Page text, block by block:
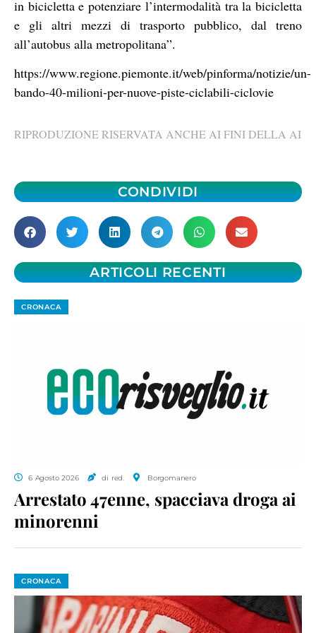
in bicicletta e potenziare l’intermodalità tra la bicicletta
e gli altri mezzi di trasporto pubblico, dal treno
all’autobus alla metropolitana”.
https://www.regione.piemonte.it/web/pinforma/notizie/un-
bando-40-milioni-per-nuove-piste-ciclabili-ciclovie
RIPRODUZIONE RISERVATA ANCHE AI FINI DELLA AI
CONDIVIDI
ARTICOLI RECENTI
CRONACA
6 Agosto 2026 di red. Borgomanero
Arrestato 47enne, spacciava droga ai
minorenni
CRONACA